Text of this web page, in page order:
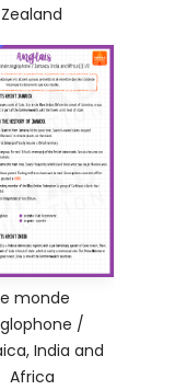
Zealand
monde
/
India and
Africa